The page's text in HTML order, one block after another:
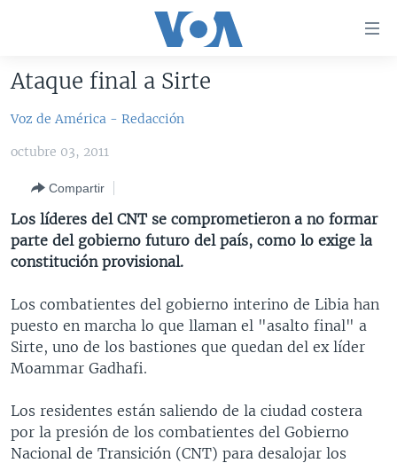
accesibilidad
al
principal
navegador
principal
Salte
búsqueda
AMÉRICA DEL NORTE
EEUU
MÉXICO
HAITÍ
ELECCIONES EEUU 2024
ELECCIONES EEUU
VOTO DIVIDIDO
VOA VERIFICA
VOA VERIFICA UCRANIA/RUSIA
VOA VERIFICA INMIGRACIÓN
VOA VERIFICA AMÉRICA LATINA
AMÉRICA LATINA
ARGENTINA
BOLIVIA
PERÚ
VENEZUELA
BRASIL
CHINA EN AMÉRICA LATINA
CENTROAMÉRICA
GUATEMALA
NICARAGUA
LIBERTAD DE PRENSA
ECONOMÍA
ENTRETENIMIENTO Y CULTURA
ESPECIALES DE LA VOA
LIBERTAD DE PRENSA
MULTIMEDIA
VIDEOS
PROGRAMAS TV
Ataque final a Sirte
Voz de América - Redacción
octubre 03, 2011
Compartir
Los líderes del CNT se comprometieron a no formar
parte del gobierno futuro del país, como lo exige la
constitución provisional.
Los combatientes del gobierno interino de Libia han
puesto en marcha lo que llaman el "asalto final" a
Sirte, uno de los bastiones que quedan del ex líder
Moammar Gadhafi.
Los residentes están saliendo de la ciudad costera
por la presión de los combatientes del Gobierno
Nacional de Transición (CNT) para desalojar los